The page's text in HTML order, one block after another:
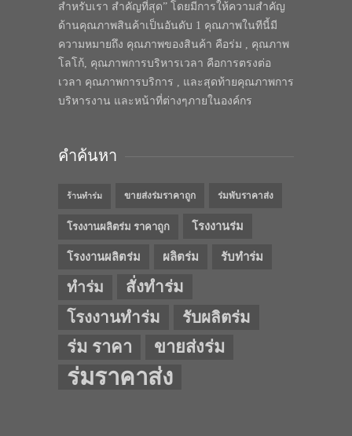
สำหรับเรา สำคัญที่สุด” โดยมีการให้ความสำคัญ
ด้านคุณภาพสินค้าเป็นอันดับ 1 คุณภาพในทีนี้มี
ความหมายถึง คุณภาพของสินค้า คือร่ม , คุณภาพ
โลโก้, คุณภาพการบริหารเวลา คือการตรงต่อ
เวลา คุณภาพการบริการ , และสุดท้ายคุณภาพการ
บริหารงาน และหน้าที่ต่างๆภายในองค์กร
คำค้นหา
ร้านทำร่ม ขายส่งร่มราคาถูก ร่มพับราคาส่ง
โรงงานผลิตร่ม ราคาถูก โรงงานร่ม
โรงงานผลิตร่ม ผลิตร่ม รับทำร่ม
ทำร่ม
สั่งทำร่ม
โรงงานทำร่ม
รับผลิตร่ม
ร่ม ราคา ขายส่งร่ม
ร่มราคาส่ง